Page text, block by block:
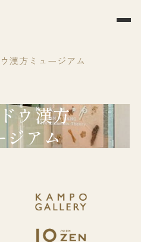
漢方ミュージアム
ウ漢方
ジアム